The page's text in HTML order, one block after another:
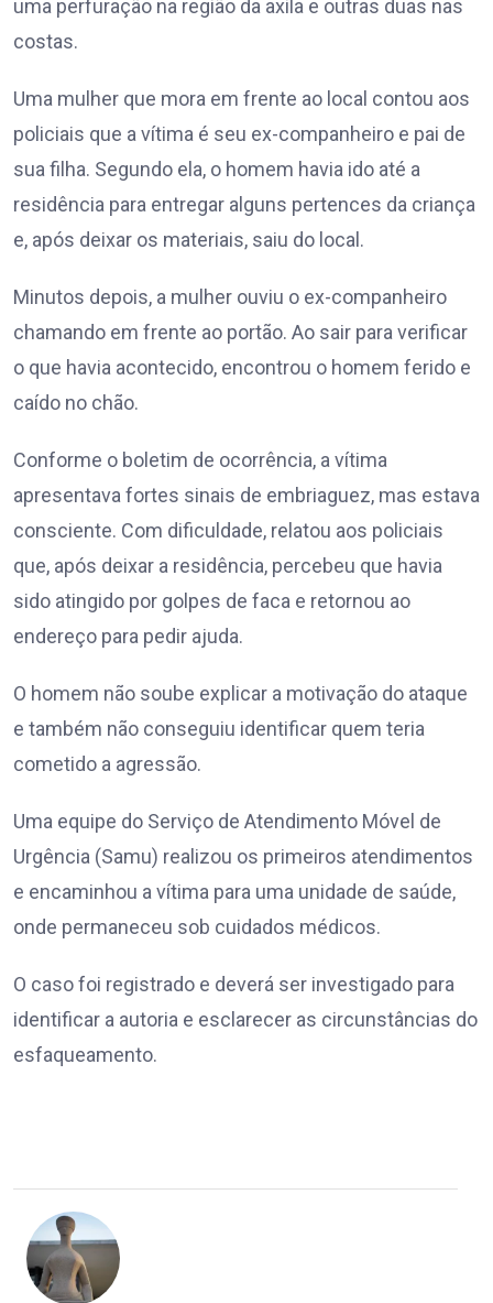
uma perfuração na região da axila e outras duas nas
costas.
Uma mulher que mora em frente ao local contou aos
policiais que a vítima é seu ex-companheiro e pai de
sua filha. Segundo ela, o homem havia ido até a
residência para entregar alguns pertences da criança
e, após deixar os materiais, saiu do local.
Minutos depois, a mulher ouviu o ex-companheiro
chamando em frente ao portão. Ao sair para verificar
o que havia acontecido, encontrou o homem ferido e
caído no chão.
Conforme o boletim de ocorrência, a vítima
apresentava fortes sinais de embriaguez, mas estava
consciente. Com dificuldade, relatou aos policiais
que, após deixar a residência, percebeu que havia
sido atingido por golpes de faca e retornou ao
endereço para pedir ajuda.
O homem não soube explicar a motivação do ataque
e também não conseguiu identificar quem teria
cometido a agressão.
Uma equipe do Serviço de Atendimento Móvel de
Urgência (Samu) realizou os primeiros atendimentos
e encaminhou a vítima para uma unidade de saúde,
onde permaneceu sob cuidados médicos.
O caso foi registrado e deverá ser investigado para
identificar a autoria e esclarecer as circunstâncias do
esfaqueamento.